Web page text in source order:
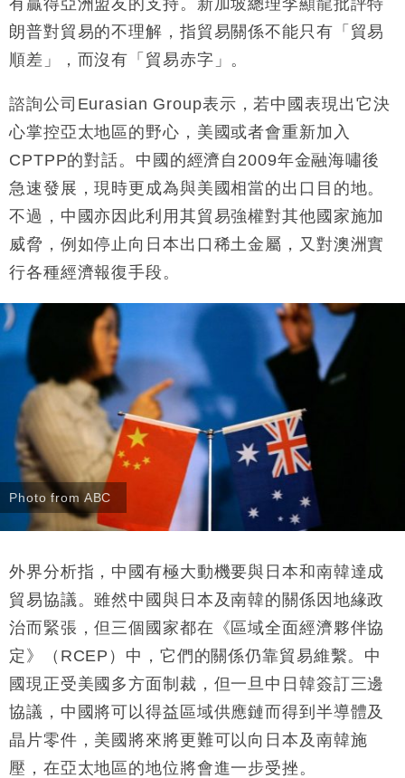
有贏得亞洲盟友的支持。新加坡總理李顯龍批評特
朗普對貿易的不理解，指貿易關係不能只有「貿易
順差」，而沒有「貿易赤字」。
諮詢公司Eurasian Group表示，若中國表現出它決
心掌控亞太地區的野心，美國或者會重新加入
CPTPP的對話。中國的經濟自2009年金融海嘯後
急速發展，現時更成為與美國相當的出口目的地。
不過，中國亦因此利用其貿易強權對其他國家施加
威脅，例如停止向日本出口稀土金屬，又對澳洲實
行各種經濟報復手段。
Photo from ABC
外界分析指，中國有極大動機要與日本和南韓達成
貿易協議。雖然中國與日本及南韓的關係因地緣政
治而緊張，但三個國家都在《區域全面經濟夥伴協
定》（RCEP）中，它們的關係仍靠貿易維繫。中
國現正受美國多方面制裁，但一旦中日韓簽訂三邊
協議，中國將可以得益區域供應鏈而得到半導體及
晶片零件，美國將來將更難可以向日本及南韓施
壓，在亞太地區的地位將會進一步受挫。